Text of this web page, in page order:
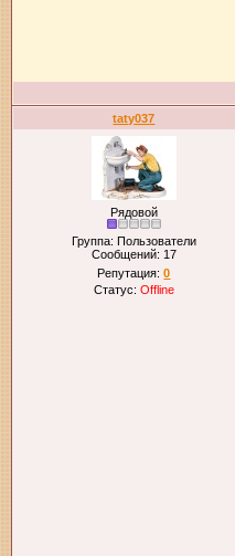
taty037
Рядовой
Группа: Пользователи
Сообщений: 17
Репутация:0
Статус: Offline